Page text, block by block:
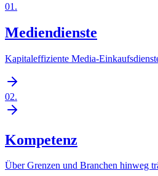
01 .
Mediendienste
Kapitaleffiziente Media-
02.
Kompetenz
Über Grenzen und Branchen hinweg